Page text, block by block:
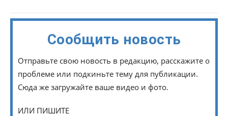
Сообщить новость
Отправьте свою новость в редакцию, расскажите о
проблеме или подкиньте тему для публикации.
Сюда же загружайте ваше видео и фото.
ИЛИ ПИШИТЕ